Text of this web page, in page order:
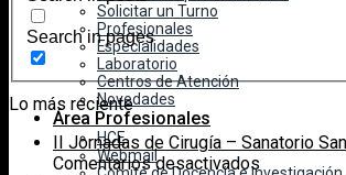
Solicitar un Turno
Profesionales
Especialidades
Laboratorio
Centros de Atención
Novedades
Área Profesionales
HCE
Webmail
Search in pages
Lo más reciente
II Jornadas de Cirugía – Sanatorio
Comentarios desactivados